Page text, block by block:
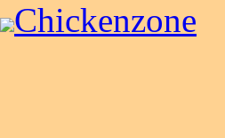
Chickenzone